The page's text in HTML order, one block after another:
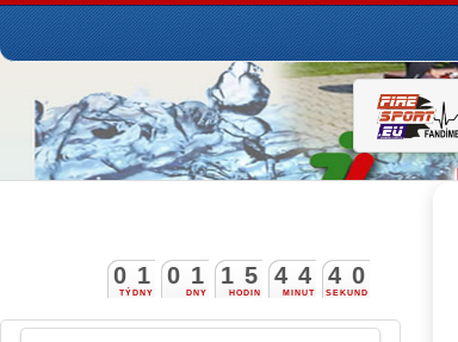
TÝDNY
0 1
DNY
0 1
HODIN
1 5
MINUT
4 4
SEKUND
4 0